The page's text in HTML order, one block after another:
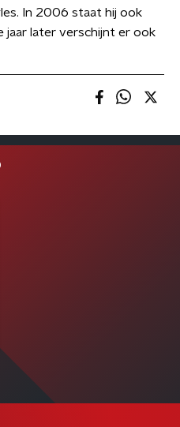
In 2006 staat hij ook
jaar later verschijnt er ook